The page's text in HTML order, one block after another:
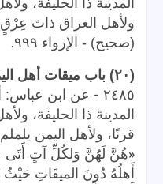
المدينة ذا الحليفة،
ولأهل العراق ذاتَ
(صحيح) - الإرواء ٩٩٩ .
(٢٠) باب ميقات أهل اليمن
٢٤٨٥ - عن ابن عباس:
المدينة ذا الحليفة،
قرنًا، ولأهل اليمن
«هُنَّ لَهُنَّ وَلكُلِّ آتٍ أَتَى
أَهلُهُ دُونَ الميقَاتِ